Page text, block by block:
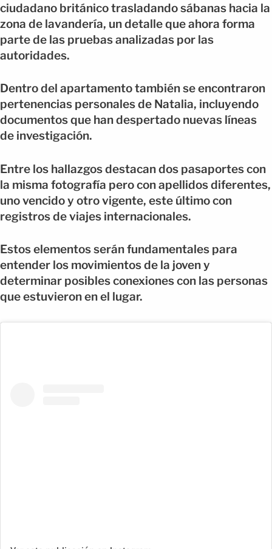
ciudadano británico trasladando sábanas hacia la
zona de lavandería, un detalle que ahora forma
parte de las pruebas analizadas por las
autoridades.
Dentro del apartamento también se encontraron
pertenencias personales de Natalia, incluyendo
documentos que han despertado nuevas líneas
de investigación.
Entre los hallazgos destacan dos pasaportes con
la misma fotografía pero con apellidos diferentes,
uno vencido y otro vigente, este último con
registros de viajes internacionales.
Estos elementos serán fundamentales para
entender los movimientos de la joven y
determinar posibles conexiones con las personas
que estuvieron en el lugar.